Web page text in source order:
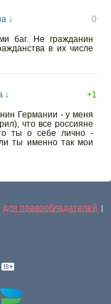
↓
0
баг. Не гражданин
в их числе
↓
+1
Германии - у меня
что все россияне
ты о себе лично -
ты именно так мои
для правообладателей |